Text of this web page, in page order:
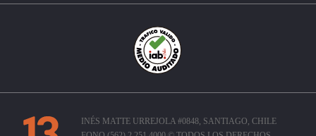
INÉS MATTE URREJOLA #0848, SANTIAGO, CHILE